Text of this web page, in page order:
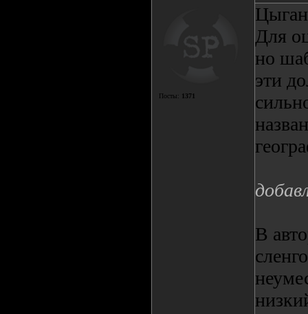
Посты: 1371
Для
но
эти
В